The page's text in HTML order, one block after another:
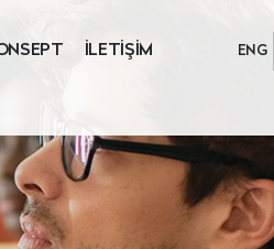
İLETİŞİM ENG